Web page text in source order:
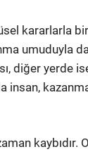
kararlarla
umuduyla
diğer yerde
insan,
kaybıdır.